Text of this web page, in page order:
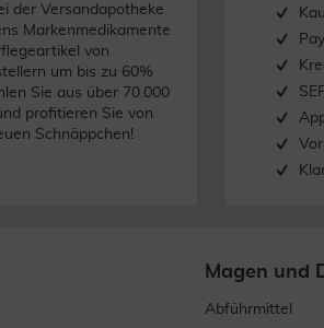
der Versandapotheke
Markenmedikamente
von
um bis zu 60%
Sie aus über 70.000
profitieren Sie von
Schnäppchen!
Magen und
Abführmittel